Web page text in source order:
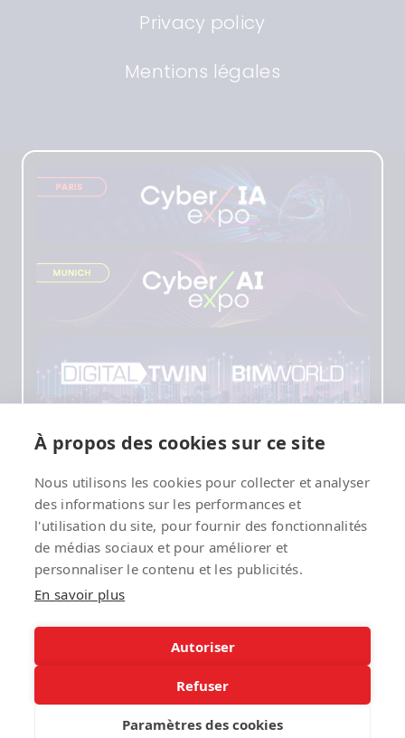
Privacy policy
Mentions légales
À propos des cookies sur ce site
Nous utilisons les cookies pour collecter et analyser
des informations sur les performances et
l'utilisation du site, pour fournir des fonctionnalités
de médias sociaux et pour améliorer et
personnaliser le contenu et les publicités.
En savoir plus
Autoriser
Refuser
Paramètres des cookies